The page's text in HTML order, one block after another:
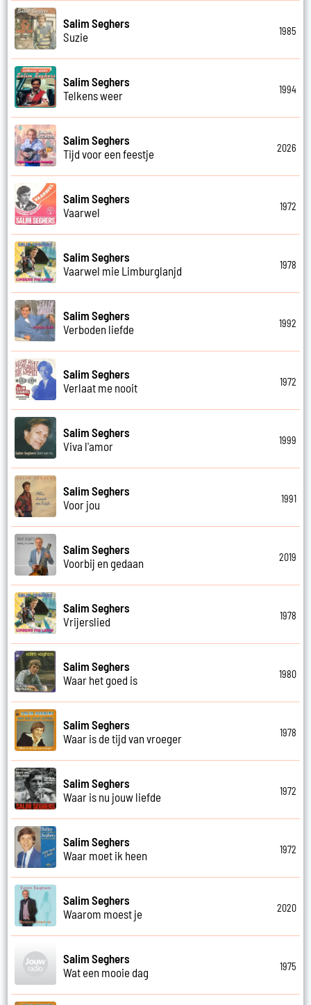
Salim Seghers
Suzie
1985
Salim Seghers
Telkens weer
1994
Salim Seghers
Tijd voor een feestje
2026
Salim Seghers
Vaarwel
1972
Salim Seghers
Vaarwel mie Limburglanjd
1978
Salim Seghers
Verboden liefde
1992
Salim Seghers
Verlaat me nooit
1972
Salim Seghers
Viva l'amor
1999
Salim Seghers
Voor jou
1991
Salim Seghers
Voorbij en gedaan
2019
Salim Seghers
Vrijerslied
1978
Salim Seghers
Waar het goed is
1980
Salim Seghers
Waar is de tijd van vroeger
1978
Salim Seghers
Waar is nu jouw liefde
1972
Salim Seghers
Waar moet ik heen
1972
Salim Seghers
Waarom moest je
2020
Salim Seghers
Wat een mooie dag
1975